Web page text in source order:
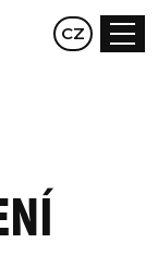
EN DE
CZ